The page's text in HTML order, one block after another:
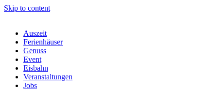
Skip to content
Auszeit
Ferienhäuser
Genuss
Event
Eisbahn
Veranstaltungen
Jobs